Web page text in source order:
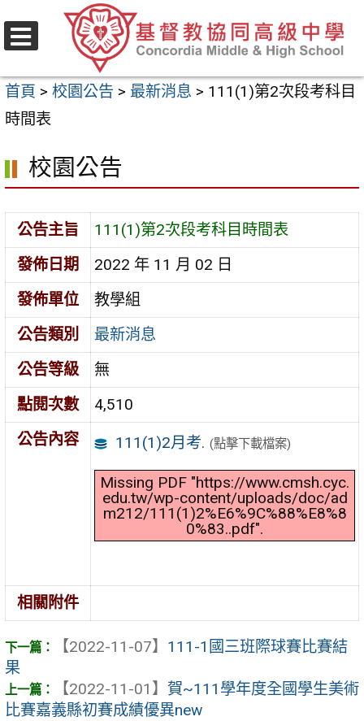
至
要
內
區
首頁 > 校園公告 > 最新消息 > 111(1)第2次段考科目
時間表
校園公告
公告主旨
111(1)第2次段考科目時間表
發佈日期
2022 年 11 月 02 日
發佈單位
教學組
公告類別
最新消息
公告等級
無
點閱次數
4,510
公告內容
111(1)2月考. (點擊下載檔案)
Missing PDF "https://www.cmsh.cyc.
edu.tw/wp-content/uploads/doc/ad
m212/111(1)2%E6%9C%88%E8%8
0%83..pdf".
相關附件
【2022-11-07】 111-1國三班際球賽比賽結
果
【2022-11-01】 賀~111學年度全國學生美術
比賽嘉義縣初賽成績優異new
選
單